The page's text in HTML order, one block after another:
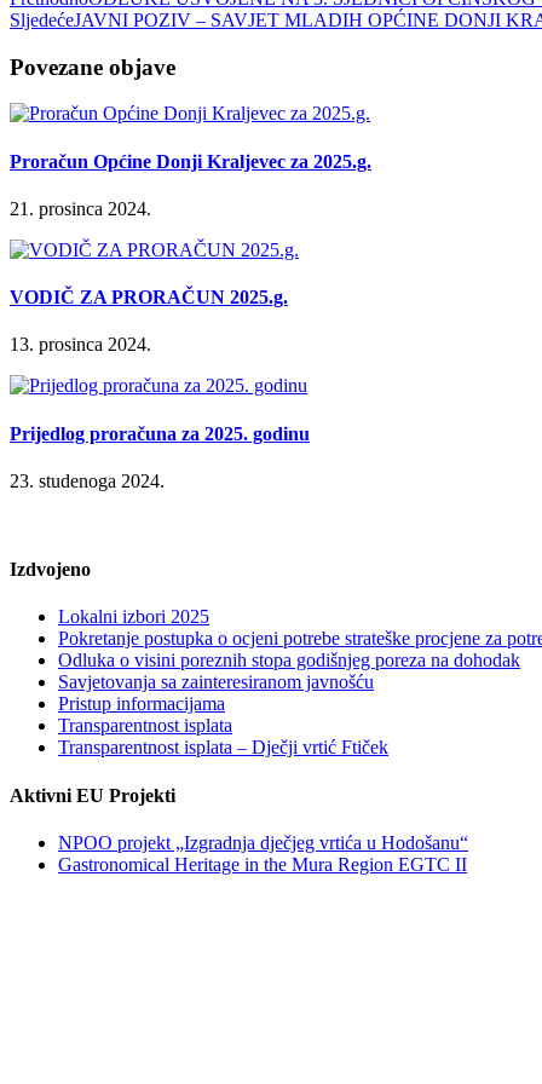
SljedećeJAVNI POZIV – SAVJET MLADIH OPĆINE DONJI
Povezane objave
Proračun Općine Donji Kraljevec za 2025.g.
21. prosinca 2024.
VODIČ ZA PRORAČUN 2025.g.
13. prosinca 2024.
Prijedlog proračuna za 2025. godinu
23. studenoga 2024.
Izdvojeno
Lokalni izbori 2025
Pokretanje postupka o ocjeni potrebe strateške procjene za
Odluka o visini poreznih stopa godišnjeg poreza na dohodak
Savjetovanja sa zainteresiranom javnošću
Pristup informacijama
Transparentnost isplata
Transparentnost isplata – Dječji vrtić Ftiček
Aktivni EU Projekti
NPOO projekt „Izgradnja dječjeg vrtića u Hodošanu“
Gastronomical Heritage in the Mura Region EGTC II